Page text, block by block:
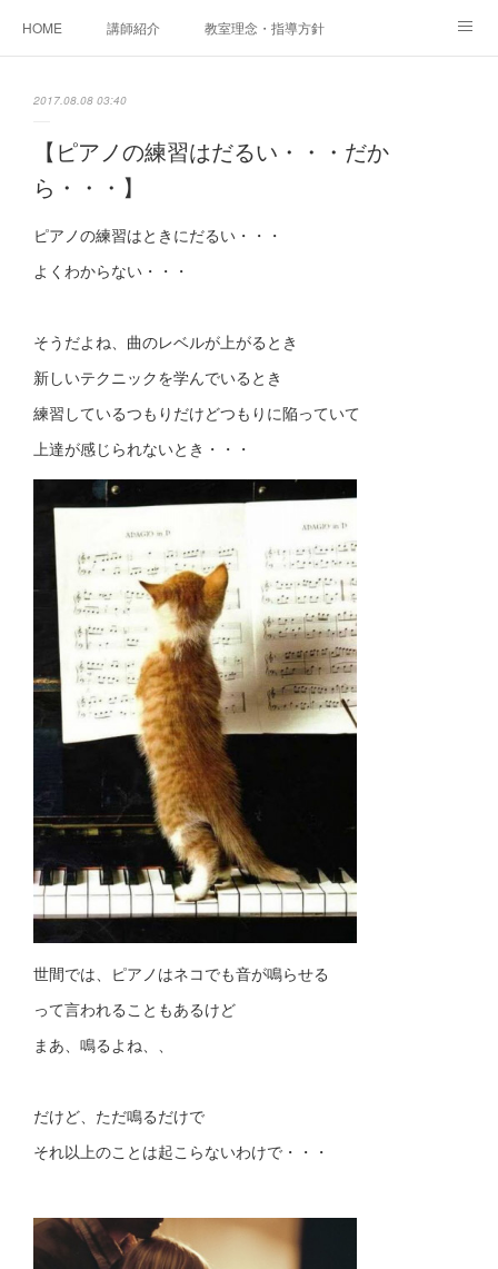
HOME 講師紹介 教室理念・指導方針
ご相談・体験レッスンお申し込み
2017.08.08 03:40
【ピアノの練習はだるい・・・だか
ら・・・】
ピアノの練習はときにだるい・・・
よくわからない・・・
そうだよね、曲のレベルが上がるとき
新しいテクニックを学んでいるとき
練習しているつもりだけどつもりに陥っていて
上達が感じられないとき・・・
世間では、ピアノはネコでも音が鳴らせる
って言われることもあるけど
まあ、鳴るよね、、
だけど、ただ鳴るだけで
それ以上のことは起こらないわけで・・・